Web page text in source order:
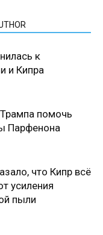
к
и Кипра
помочь
Парфенона
что Кипр всё
усиления
пыли